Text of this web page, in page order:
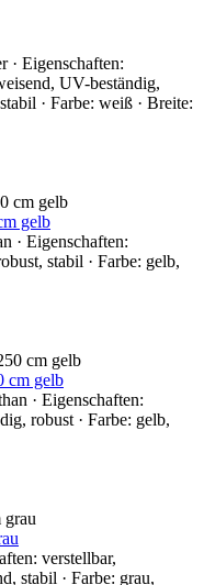
· Eigenschaften:
UV-beständig,
· Farbe: weiß · Breite:
gelb
· Eigenschaften:
stabil · Farbe: gelb,
cm gelb
· Eigenschaften:
robust · Farbe: gelb,
verstellbar,
stabil · Farbe: grau,